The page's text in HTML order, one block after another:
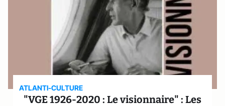
ATLANTI-CULTURE
"VGE 1926-2020 : Le visionnaire" : Les